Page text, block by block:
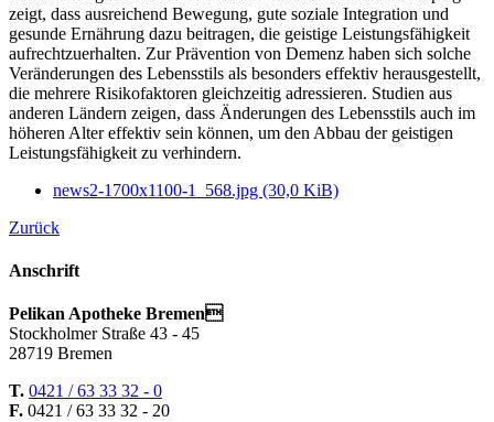
zeigt, dass ausreichend Bewegung, gute soziale Integration und
gesunde Ernährung dazu beitragen, die geistige Leistungsfähigkeit
aufrechtzuerhalten. Zur Prävention von Demenz haben sich solche
Veränderungen des Lebensstils als besonders effektiv herausgestellt,
die mehrere Risikofaktoren gleichzeitig adressieren. Studien aus
anderen Ländern zeigen, dass Änderungen des Lebensstils auch im
höheren Alter effektiv sein können, um den Abbau der geistigen
Leistungsfähigkeit zu verhindern.
news2-1700x1100-1_568.jpg (30,0 KiB)
Zurück
Anschrift
Pelikan Apotheke Bremen
Stockholmer Straße 43 - 45
28719 Bremen
T. 0421 / 63 33 32 - 0
F. 0421 / 63 33 32 - 20